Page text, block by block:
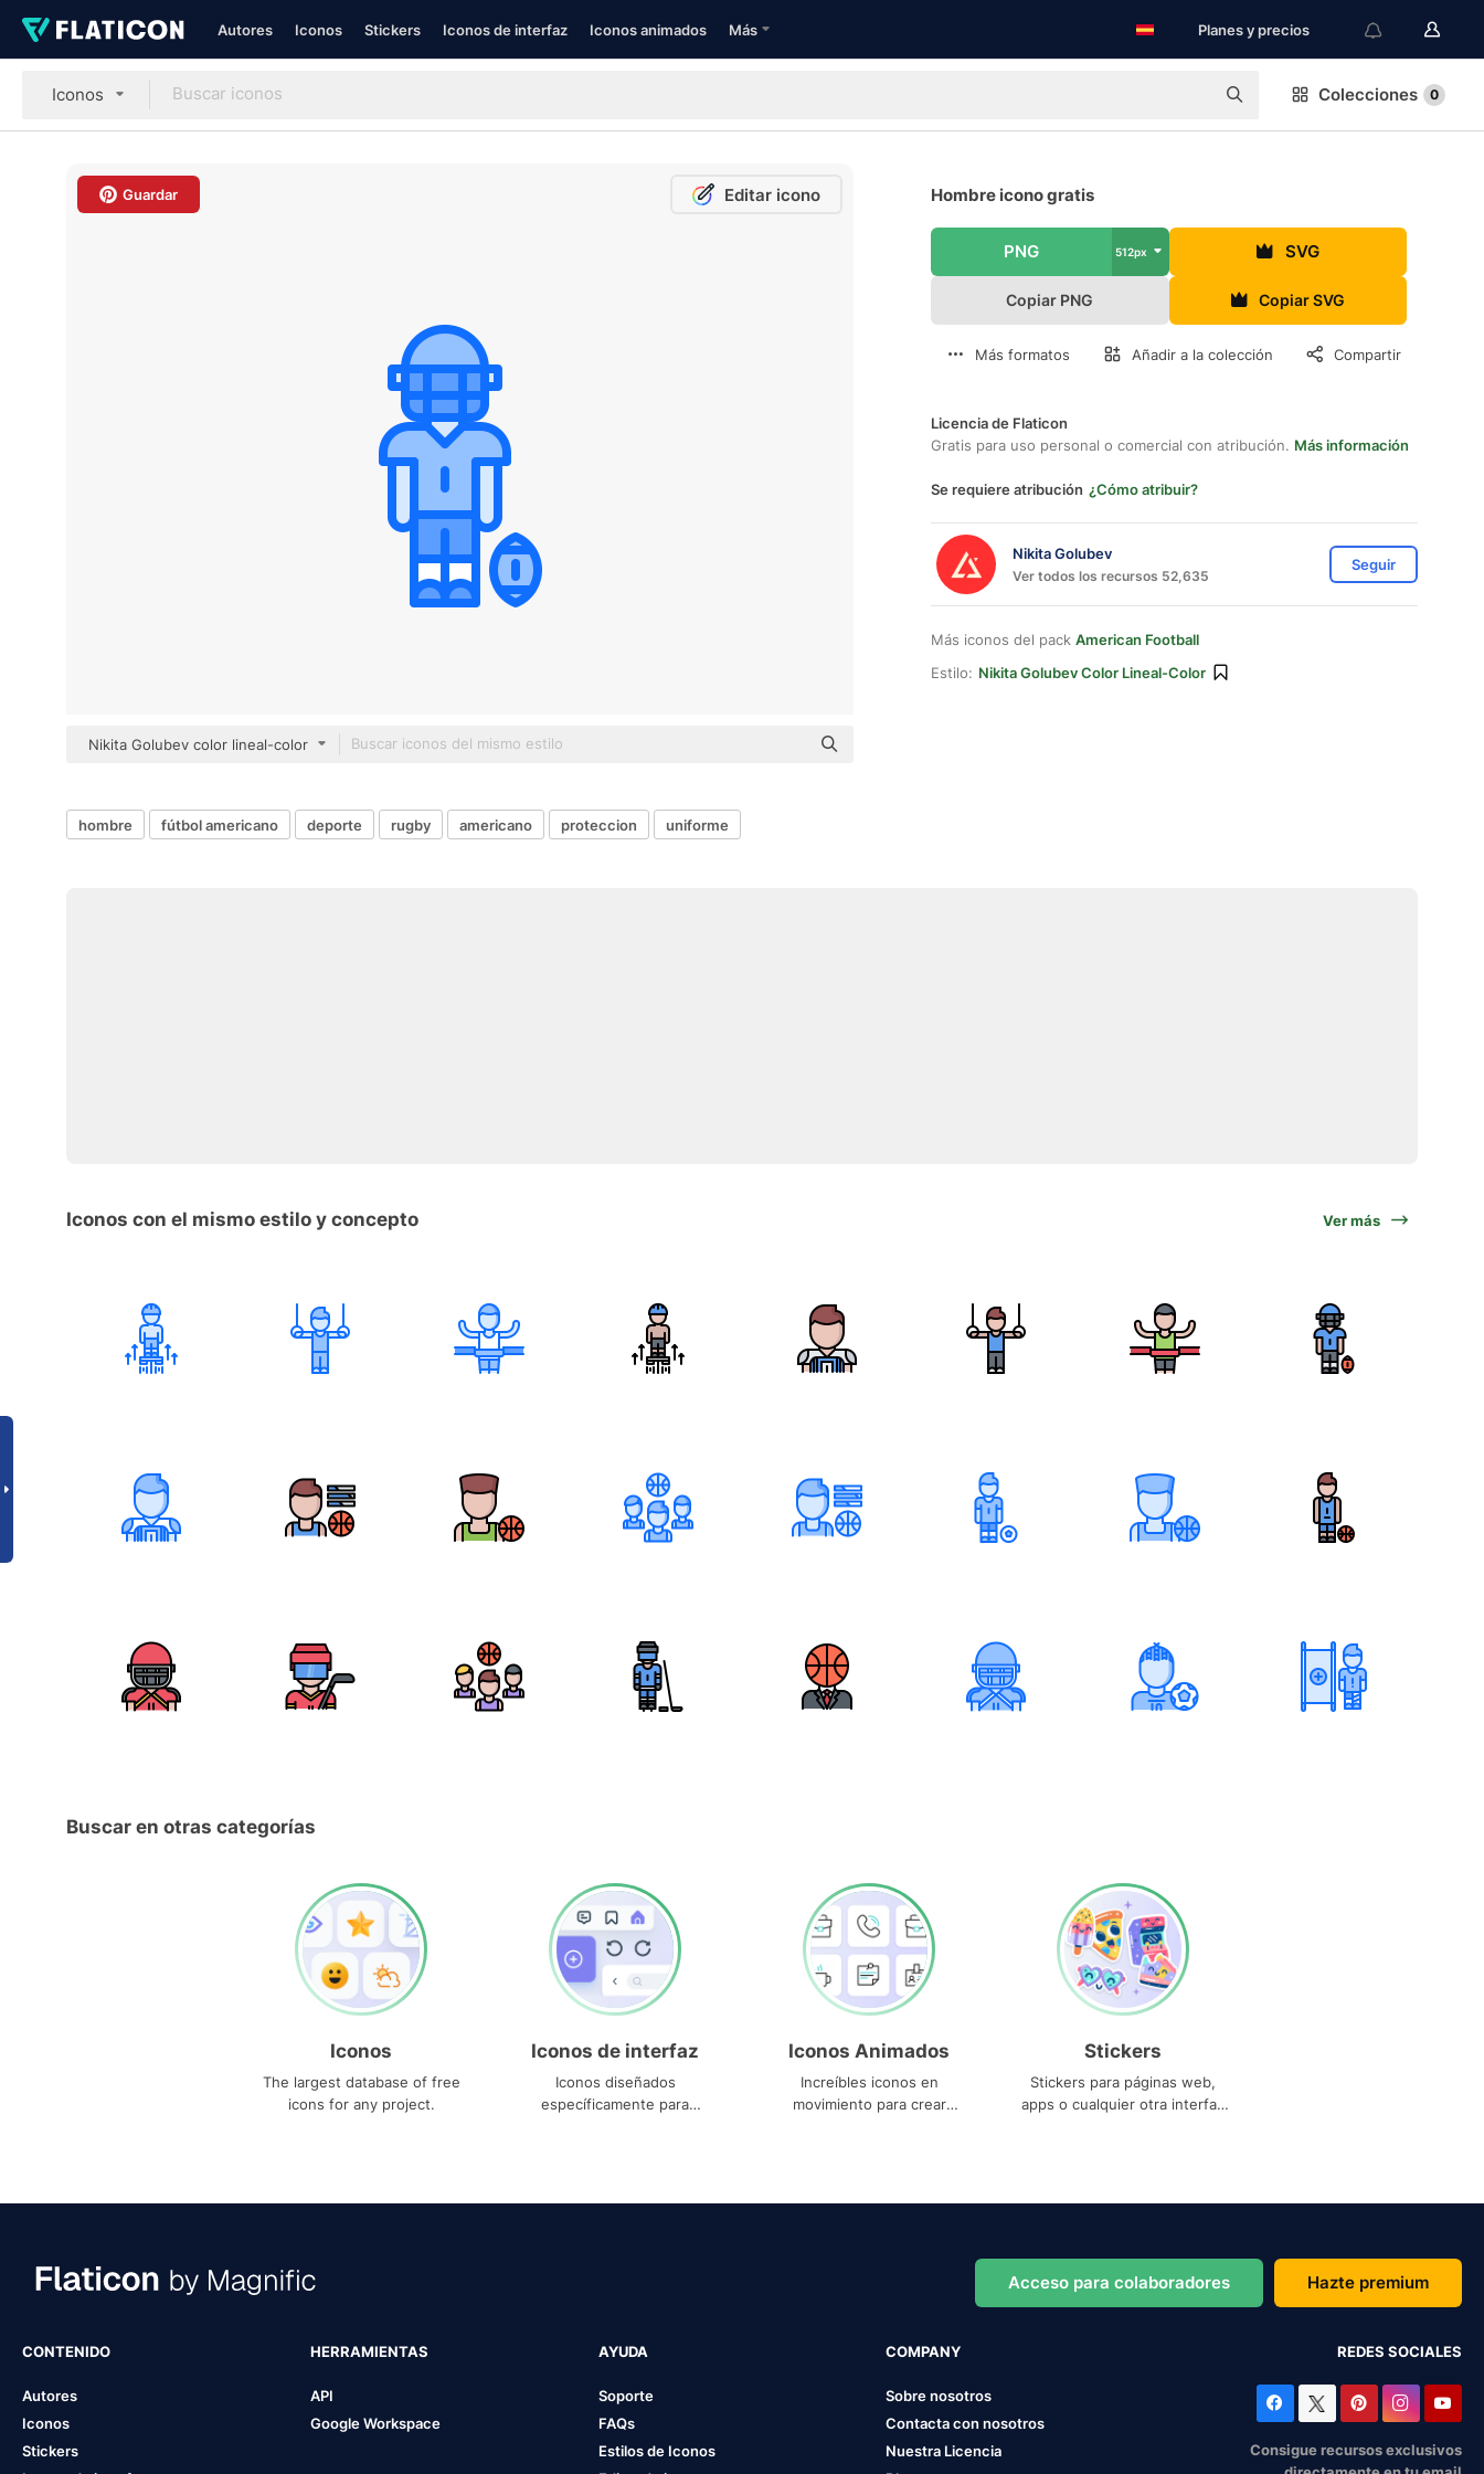
Autores Iconos Stickers Iconos de interfaz Iconos animados Más Planes y precios
Iconos Colecciones 0
Guardar Editar icono
Nikita Golubev color lineal-color
Hombre icono gratis
PNG 512px SVG
Copiar PNG Copiar SVG
Más formatos Añadir a la colección Compartir
Licencia de Flaticon
Gratis para uso personal o comercial con atribución. Más información
Se requiere atribución ¿Cómo atribuir?
Nikita Golubev
Ver todos los recursos 52,635
Seguir
Más iconos del pack American Football
Estilo: Nikita Golubev Color Lineal-Color
hombre fútbol americano deporte rugby americano proteccion uniforme
Iconos con el mismo estilo y concepto Ver más
Buscar en otras categorías
Iconos
The largest database of free
icons for any project.
Iconos de interfaz
Iconos diseñados
específicamente para
Iconos Animados
Increíbles iconos en
movimiento para crear
Stickers
Stickers para páginas web,
apps o cualquier otra interfaz
Acceso para colaboradores Hazte premium
CONTENIDO
Autores
Iconos
Stickers
HERRAMIENTAS
API
Google Workspace
AYUDA
Soporte
FAQs
Estilos de Iconos
COMPANY
Sobre nosotros
Contacta con nosotros
Nuestra Licencia
REDES SOCIALES
Consigue recursos exclusivos